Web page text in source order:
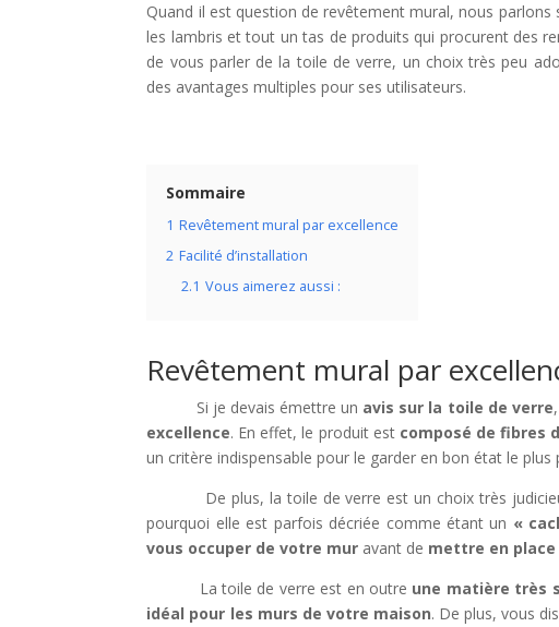
Quand il est question de revêtement mural, nous parlons
les lambris et tout un tas de produits qui procurent des
de vous parler de la toile de verre, un choix très peu
des avantages multiples pour ses utilisateurs.
Sommaire
1 Revêtement mural par excellence
2 Facilité d’installation
2.1 Vous aimerez aussi :
Revêtement mural par
Si je devais émettre un avis sur la toile de verre
excellence. En effet, le produit est composé de fibres
un critère indispensable pour le garder en bon état le plus
De plus, la toile de verre est un choix très
pourquoi elle est parfois décriée comme étant un «
vous occuper de votre mur avant de mettre en
La toile de verre est en outre une matière très
idéal pour les murs de votre maison. De plus, vous